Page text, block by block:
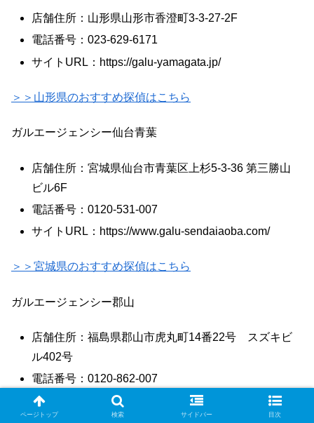
店舗住所：山形県山形市香澄町3-3-27-2F
電話番号：023-629-6171
サイトURL：https://galu-yamagata.jp/
＞＞山形県のおすすめ探偵はこちら
ガルエージェンシー仙台青葉
店舗住所：宮城県仙台市青葉区上杉5-3-36 第三勝山
ビル6F
電話番号：0120-531-007
サイトURL：https://www.galu-sendaiaoba.com/
＞＞宮城県のおすすめ探偵はこちら
ガルエージェンシー郡山
店舗住所：福島県郡山市虎丸町14番22号 スズキビ
ル402号
電話番号：0120-862-007
サイトURL：https://www.galu-fukushima.com/
ページトップ 検索 サイドバー 目次